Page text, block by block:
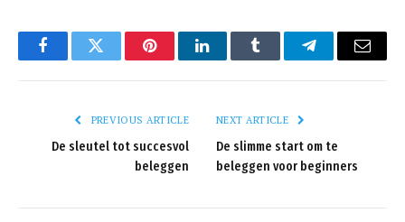
FacebookTwitter PinterestLinkedInTumblr TelegramEmail
PREVIOUS ARTICLE
De sleutel tot succesvol
beleggen
NEXT ARTICLE
De slimme start om te
beleggen voor beginners